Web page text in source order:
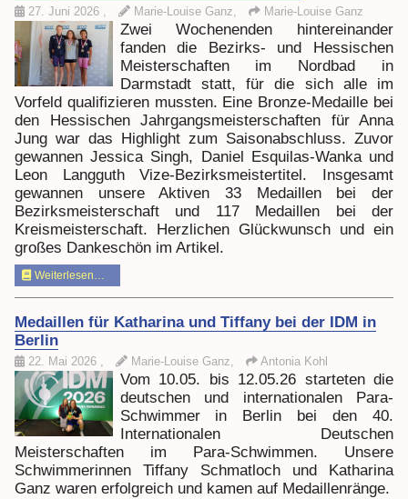
27. Juni 2026 Marie-Louise Ganz, Marie-Louise Ganz
Zwei Wochenenden hintereinander
fanden die Bezirks- und Hessischen
Meisterschaften im Nordbad in
Darmstadt statt, für die sich alle im
Vorfeld qualifizieren mussten. Eine Bronze-Medaille bei
den Hessischen Jahrgangsmeisterschaften für Anna
Jung war das Highlight zum Saisonabschluss. Zuvor
gewannen Jessica Singh, Daniel Esquilas-Wanka und
Leon Langguth Vize-Bezirksmeistertitel. Insgesamt
gewannen unsere Aktiven 33 Medaillen bei der
Bezirksmeisterschaft und 117 Medaillen bei der
Kreismeisterschaft. Herzlichen Glückwunsch und ein
großes Dankeschön im Artikel.
Weiterlesen…
Medaillen für Katharina und Tiffany bei der IDM in
Berlin
22. Mai 2026 , Marie-Louise Ganz, Antonia Kohl
Vom 10.05. bis 12.05.26 starteten die
deutschen und internationalen Para-
Schwimmer in Berlin bei den 40.
Internationalen Deutschen
Meisterschaften im Para-Schwimmen. Unsere
Schwimmerinnen Tiffany Schmatloch und Katharina
Ganz waren erfolgreich und kamen auf Medaillenränge.